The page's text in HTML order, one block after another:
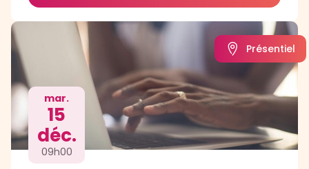
mar.
15
déc.
09h00
Présentiel